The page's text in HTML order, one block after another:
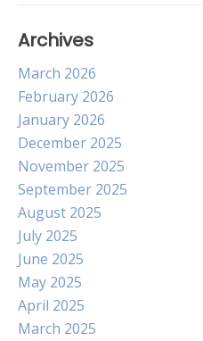
Archives
March 2026
February 2026
January 2026
December 2025
November 2025
September 2025
August 2025
July 2025
June 2025
May 2025
April 2025
March 2025